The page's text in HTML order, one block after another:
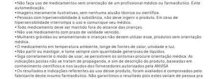
•Não faça uso de medicamentos sem orientação de um profissional médico ou farmacêutico. Evite
automedicação.
•Imagens meramente ilustrativas, sem nenhuma alusão técnica ou científica
•Pessoas com hipersensibilidade à substância, não deve ingerir o produto. Em caso de
hipersensibilidade interrompa o uso e comunique seu médico.
•Todo medicamento deve ser mantido fora do alcance das crianças.
•Não use medicamento com prazo de validade vencido.
•Mulheres grávidas ou amamentando e crianças não devem utilizar esse, produtos sem orientação
médica.
•O medicamento em temperatura ambiente, longe de fontes de calor, umidade e luz.
•Não partir ou mastigar, e tome sempre com quantidade generosas de líquidos.
•Siga corretamente o modo de usar, se persistirem os sintomas procure orientação médica. As
indicações postas não se tratam de propaganda, e sim de descrição do produto, baseadas em
conhecimento científicos e nos laudos dos fornecedores autorizados pela ANVISA
•Os resultados e indicações referentes ao uso desse produto, foram avaliados e comprovados pelo
fabricante deste insumo farmacêutico. Não garantimos o resultado pois estes variam de pessoa pra